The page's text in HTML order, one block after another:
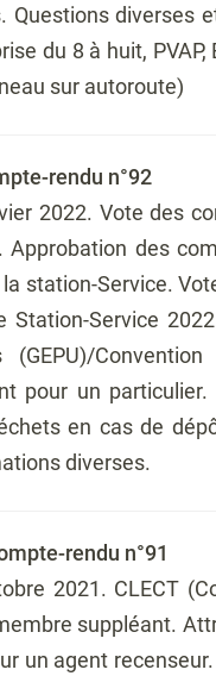
diverses
du 8 à huit,
sur autoroute)
rendu n°92
2022. Vote des
Approbation des
station-Service.
Service
pour un
en cas de
diverses.
rendu n°91
2021. CLECT
suppléant.
un agent